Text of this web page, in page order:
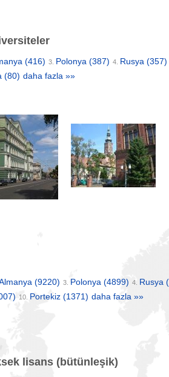
(416) 3. Polonya (387) 4. Rusya (357)
(80) daha fazla »»
(9220) 3. Polonya (4899) 4. Rusya
10. Portekiz (1371) daha fazla »»
lisans (bütünleşik)